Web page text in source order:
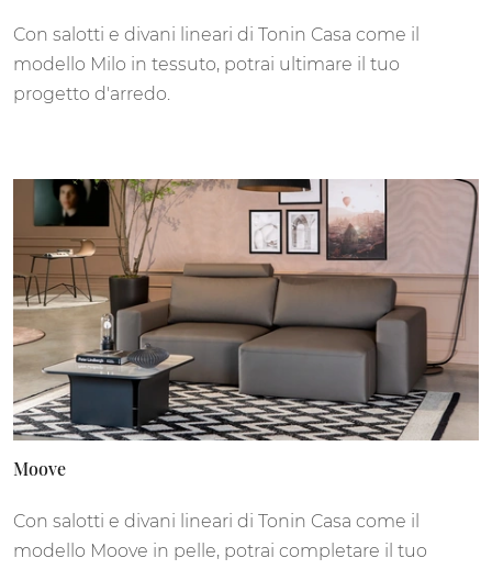
Con salotti e divani lineari di Tonin Casa come il
modello Milo in tessuto, potrai ultimare il tuo
progetto d'arredo.
Moove
Con salotti e divani lineari di Tonin Casa come il
modello Moove in pelle, potrai completare il tuo